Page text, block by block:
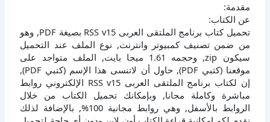
مقدمة:
عن الكتاب:
تحميل كتاب برنامج الملتقى العربى RSS v15 بصيغة PDF, وهو
من ضمن تصنيف كمبيوتر وانترنت, نوع الملف عند التحميل
سيكون zip, وحجمه 1.61 ميجا بايت, الملف متواجد على
موقعنا (كتبي PDF), حاول أن لاتنسى هذا الإسم (كتبي PDF),
إن لكتاب برنامج الملتقى العربى RSS v15 الإلكتروني روابط
مباشرة وكاملة مجانا, وبإمكانك تحميل الكتاب من خلال
الروابط بالأسفل, وهي روابط مجانية 100%, بالإضافة لذلك